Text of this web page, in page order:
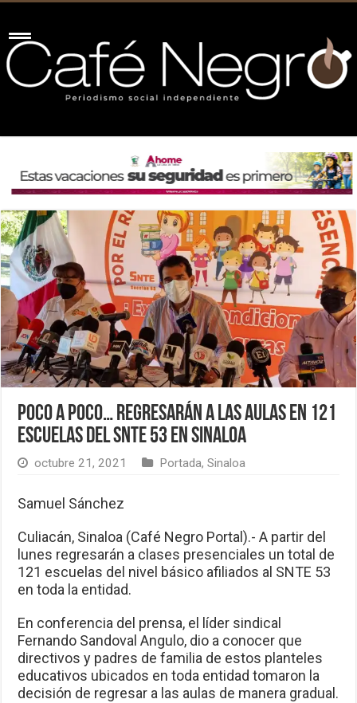
Poco a poco… Regresarán a las aulas en 121
escuelas del SNTE 53 en Sinaloa
octubre 21, 2021 Portada,Sinaloa
Samuel Sánchez
Culiacán, Sinaloa (Café Negro Portal).- A partir del
lunes regresarán a clases presenciales un total de
121 escuelas del nivel básico afiliados al SNTE 53
en toda la entidad.
En conferencia del prensa, el líder sindical
Fernando Sandoval Angulo, dio a conocer que
directivos y padres de familia de estos planteles
educativos ubicados en toda entidad tomaron la
decisión de regresar a las aulas de manera gradual.